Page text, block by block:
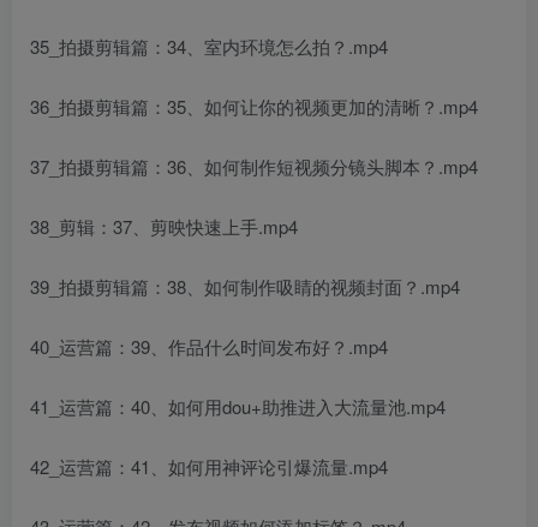
35_拍摄剪辑篇：34、室内环境怎么拍？.mp4
36_拍摄剪辑篇：35、如何让你的视频更加的清晰？.mp4
37_拍摄剪辑篇：36、如何制作短视频分镜头脚本？.mp4
38_剪辑：37、剪映快速上手.mp4
39_拍摄剪辑篇：38、如何制作吸睛的视频封面？.mp4
40_运营篇：39、作品什么时间发布好？.mp4
41_运营篇：40、如何用dou+助推进入大流量池.mp4
42_运营篇：41、如何用神评论引爆流量.mp4